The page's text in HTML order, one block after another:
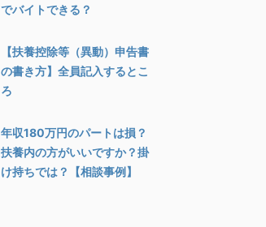
でバイトできる？
【扶養控除等（異動）申告書
の書き方】全員記入するとこ
ろ
年収180万円のパートは損？
扶養内の方がいいですか？掛
け持ちでは？【相談事例】